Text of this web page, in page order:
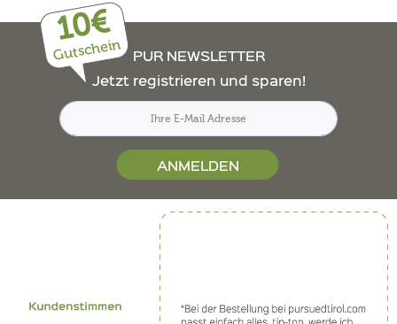
10€
Gutschein
PUR NEWSLETTER
Jetzt registrieren und sparen!
ANMELDEN